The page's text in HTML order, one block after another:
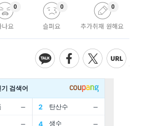
나요
0
슬퍼요
0
추가취재 원해요
0